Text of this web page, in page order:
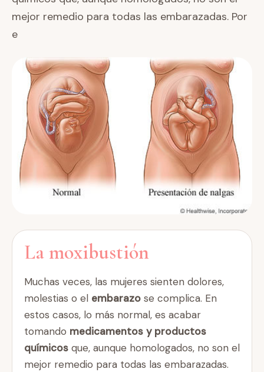
mejor remedio para todas las embarazadas. Por
e
La moxibustión
Muchas veces, las mujeres sienten dolores,
molestias o el embarazo se complica. En
estos casos, lo más normal, es acabar
tomando medicamentos y productos
químicos que, aunque homologados, no son el
mejor remedio para todas las embarazadas.